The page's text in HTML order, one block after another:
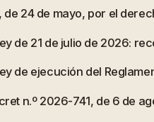
de 24 de mayo, por el
de 21 de julio de 2026:
de ejecución del
n.º 2026-741, de 6 de